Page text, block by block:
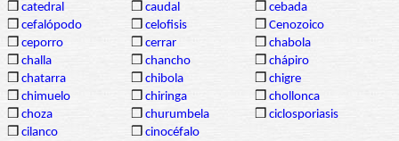
❒ catedral ❒ caudal ❒ cebada
❒ cefalópodo ❒ celofisis ❒ Cenozoico
❒ ceporro ❒ cerrar ❒ chabola
❒ challa ❒ chancho ❒ chápiro
❒ chatarra ❒ chibola ❒ chigre
❒ chimuelo ❒ chiringa ❒ chollonca
❒ choza ❒ churumbela ❒ ciclosporiasis
❒ cilanco ❒ cinocéfalo